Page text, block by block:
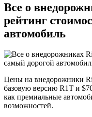
Все о
рейтинг
автомобиль
Цены на внедорожники
базовую версию R1T и
как премиальные
возможностей.